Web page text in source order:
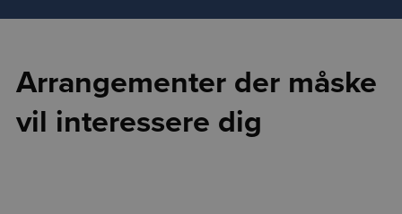
Arrangementer der måske
vil interessere dig